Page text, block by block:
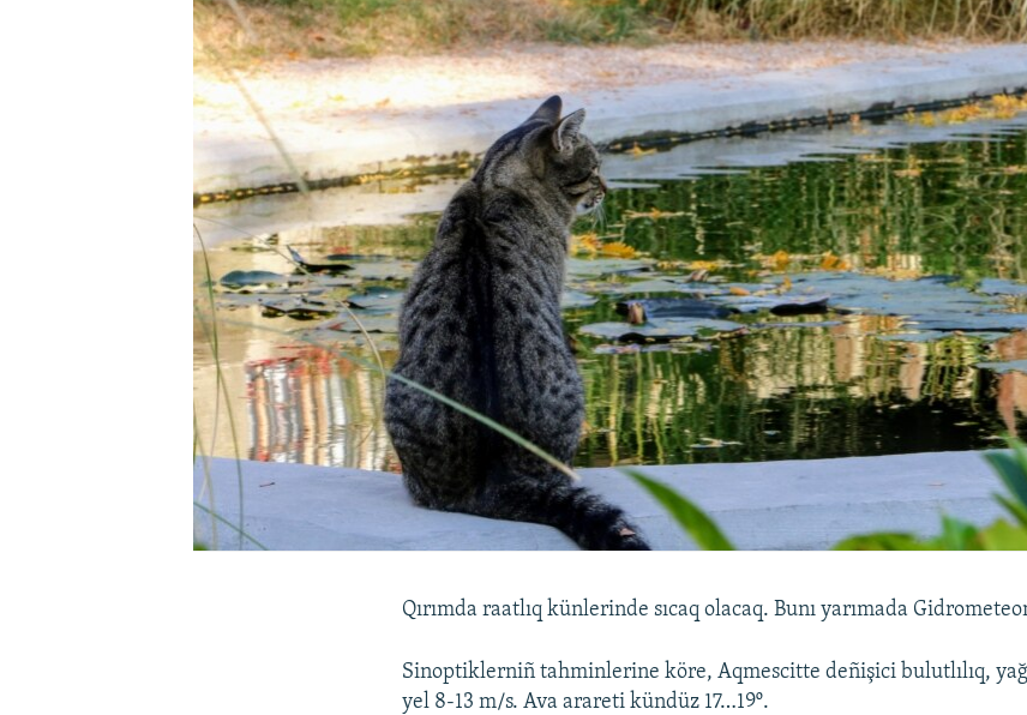
Qırımda raatlıq künlerinde sıcaq olacaq. Bunı yarımada
Sinoptiklerniñ tahminlerine köre, Aqmescitte deñişici bulutlılıq,
yel 8-13 m/s. Ava arareti kündüz 17…19º.